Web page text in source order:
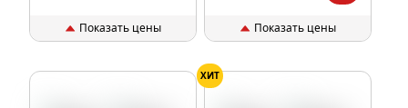
Показать цены Показать цены
ХИТ